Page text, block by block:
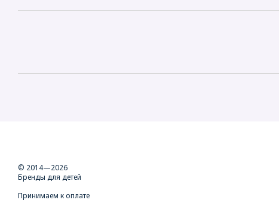
© 2014—2026
Бренды для детей
Принимаем к оплате